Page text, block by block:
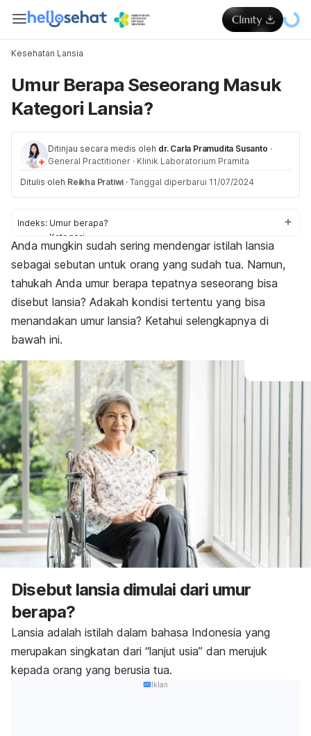
Kesehatan Lansia
Umur Berapa Seseorang Masuk
Kategori Lansia?
Ditinjau secara medis oleh dr. Carla Pramudita Susanto ·
General Practitioner · Klinik Laboratorium Pramita
Ditulis oleh Reikha Pratiwi · Tanggal diperbarui 11/07/2024
Indeks: Umur berapa?
Kategori
Tips
Anda mungkin sudah sering mendengar istilah lansia
sebagai sebutan untuk orang yang sudah tua. Namun,
tahukah Anda umur berapa tepatnya seseorang bisa
disebut lansia? Adakah kondisi tertentu yang bisa
menandakan umur lansia? Ketahui selengkapnya di
bawah ini.
Disebut lansia dimulai dari umur
berapa?
Lansia adalah istilah dalam bahasa Indonesia yang
merupakan singkatan dari “lanjut usia” dan merujuk
kepada orang yang berusia tua.
Iklan